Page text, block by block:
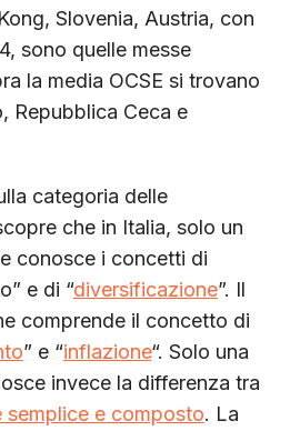
Slovenia, Austria, con
sono quelle messe
la media OCSE si trovano
Repubblica Ceca e
categoria delle
che in Italia, solo un
conosce i concetti di
e di “diversificazione”. Il
comprende il concetto di
” e “inflazione“. Solo una
invece la differenza tra
semplice e composto. La